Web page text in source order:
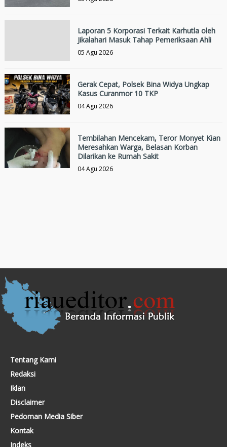
Laporan 5 Korporasi Terkait Karhutla oleh
Jikalahari Masuk Tahap Pemeriksaan Ahli
05 Agu 2026
Gerak Cepat, Polsek Bina Widya Ungkap
Kasus Curanmor 10 TKP
04 Agu 2026
Tembilahan Mencekam, Teror Monyet Kian
Meresahkan Warga, Belasan Korban
Dilarikan ke Rumah Sakit
04 Agu 2026
Tentang Kami
Redaksi
Iklan
Disclaimer
Pedoman Media Siber
Kontak
Indeks